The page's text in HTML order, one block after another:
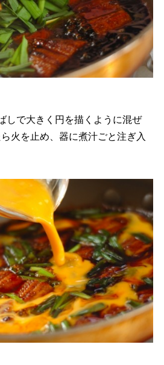
しで大きく円を描くように混ぜ
火を止め、器に煮汁ごと注ぎ入